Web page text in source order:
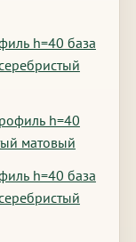
h=40 база
h=40
матовый
h=40 база